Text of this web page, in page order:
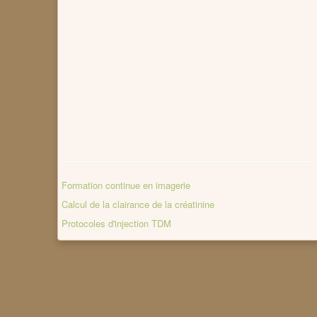
Formation continue en imagerie
Calcul de la clairance de la créatinine
Protocoles d'injection TDM